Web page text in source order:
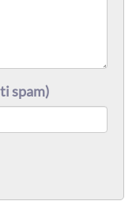
spam)